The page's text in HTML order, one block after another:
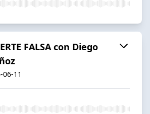
FALSA con Diego
06-11